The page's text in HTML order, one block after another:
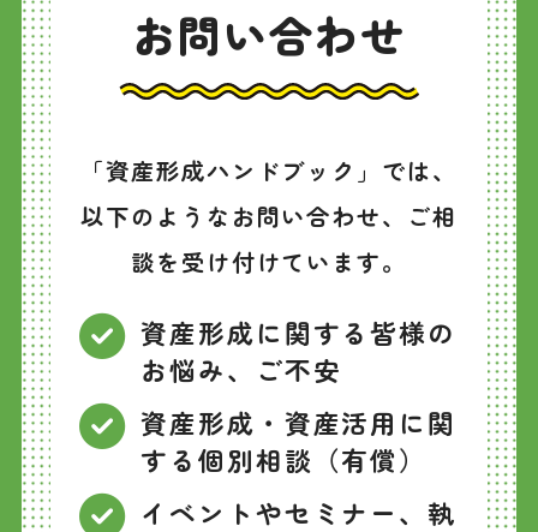
お問い合わせ
「資産形成ハンドブック」では、
以下のようなお問い合わせ、ご相
談を受け付けています。
資産形成に関する皆様の
お悩み、ご不安
資産形成・資産活用に関
する個別相談（有償）
イベントやセミナー、執